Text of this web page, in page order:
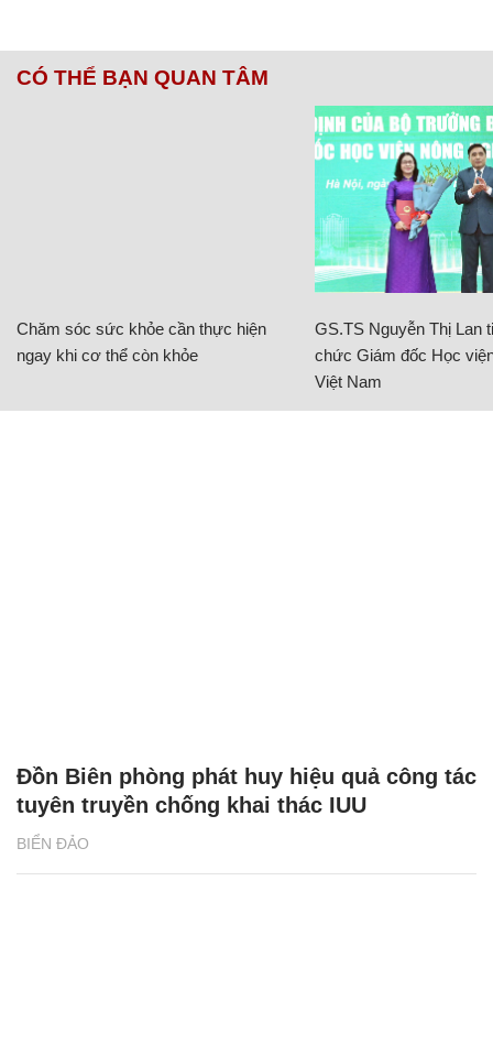
CÓ THỂ BẠN QUAN TÂM
Chăm sóc sức khỏe cần thực hiện
ngay khi cơ thể còn khỏe
GS.TS Nguyễn Thị Lan
chức Giám đốc Học
Việt Nam
BIỂN ĐẢO
Đồn Biên phòng phát huy hiệu quả công tác
tuyên truyền chống khai thác IUU